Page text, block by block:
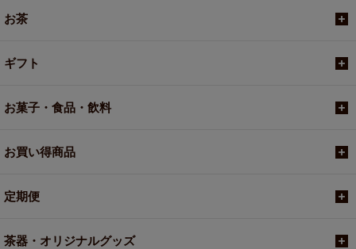
お茶
ギフト
お菓子・食品・飲料
お買い得商品
定期便
茶器・オリジナルグッズ